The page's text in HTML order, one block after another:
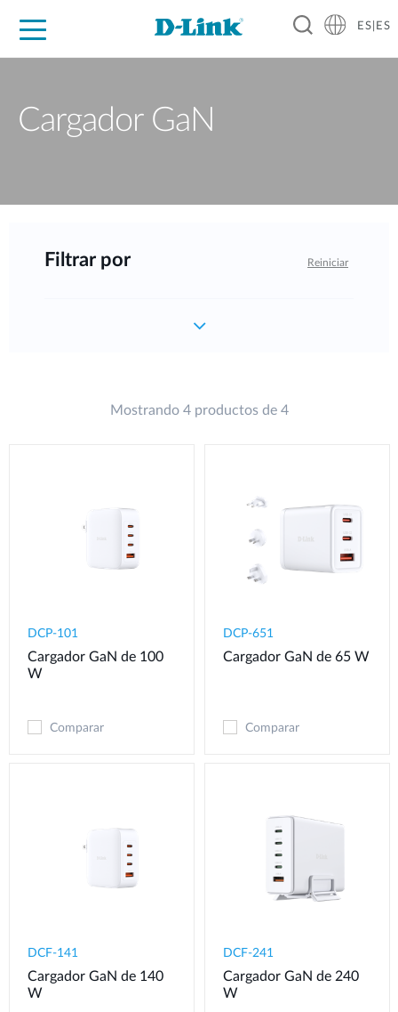
ES|ES
Cargador GaN
Filtrar por Reiniciar
Mostrando 4 productos de 4
DCP-101
Cargador GaN de 100
W
Comparar
DCP-651
Cargador GaN de 65 W
Comparar
DCF-141
Cargador GaN de 140
W
DCF-241
Cargador GaN de 240
W